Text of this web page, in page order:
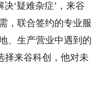
‘疑难杂症’，来谷
，联合签约的专业服
、生产营业中遇到的
择来谷科创，他对未